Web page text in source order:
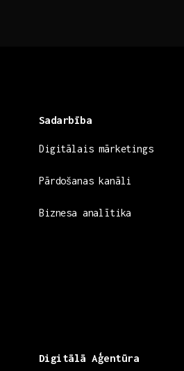
Sadarbība
Digitālais mārketings
Pārdošanas kanāli
Biznesa analītika
Digitālā Aģentūra